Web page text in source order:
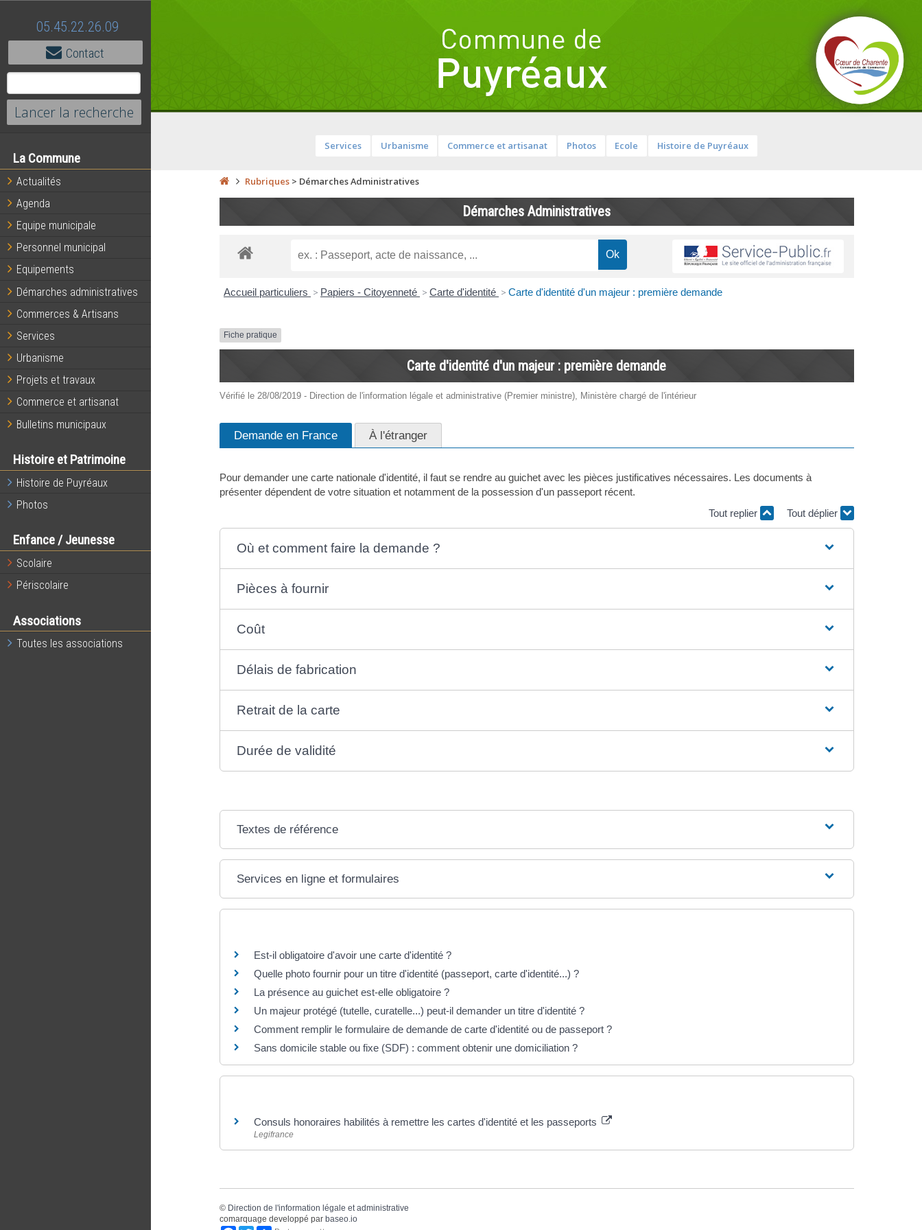
05.45.22.26.09
Contact
La Commune
Actualités
Agenda
Equipe municipale
Personnel municipal
Equipements
Démarches administratives
Commerces & Artisans
Services
Urbanisme
Projets et travaux
Commerce et artisanat
Bulletins municipaux
Histoire et Patrimoine
Histoire de Puyréaux
Photos
Enfance / Jeunesse
Scolaire
Périscolaire
Associations
Toutes les associations
Services Urbanisme Commerce et artisanat Photos Ecole Histoire de Puyréaux
Rubriques> Démarches Administratives
Démarches Administratives
Accueil particuliers > Papiers - Citoyenneté > Carte d'identité > Carte d'identité d'un majeur : première demande
Fiche pratique
Carte d'identité d'un majeur : première demande
Vérifié le 28/08/2019 - Direction de l'information légale et administrative (Premier ministre), Ministère chargé de l'intérieur
Demande en France À l'étranger
Pour demander une carte nationale d'identité, il faut se rendre au guichet avec les pièces justificatives nécessaires. Les documents à
présenter dépendent de votre situation et notamment de la possession d'un passeport récent.
Tout replier
Tout déplier
Où et comment faire la demande ?
Pièces à fournir
Coût
Délais de fabrication
Retrait de la carte
Durée de validité
Textes de référence
Services en ligne et formulaires
Est-il obligatoire d'avoir une carte d'identité ?
Quelle photo fournir pour un titre d'identité (passeport, carte d'identité...) ?
La présence au guichet est-elle obligatoire ?
Un majeur protégé (tutelle, curatelle...) peut-il demander un titre d'identité ?
Comment remplir le formulaire de demande de carte d'identité ou de passeport ?
Sans domicile stable ou fixe (SDF) : comment obtenir une domiciliation ?
Consuls honoraires habilités à remettre les cartes d'identité et les passeports
Legifrance
© Direction de l'information légale et administrative
comarquage developpé par baseo.io